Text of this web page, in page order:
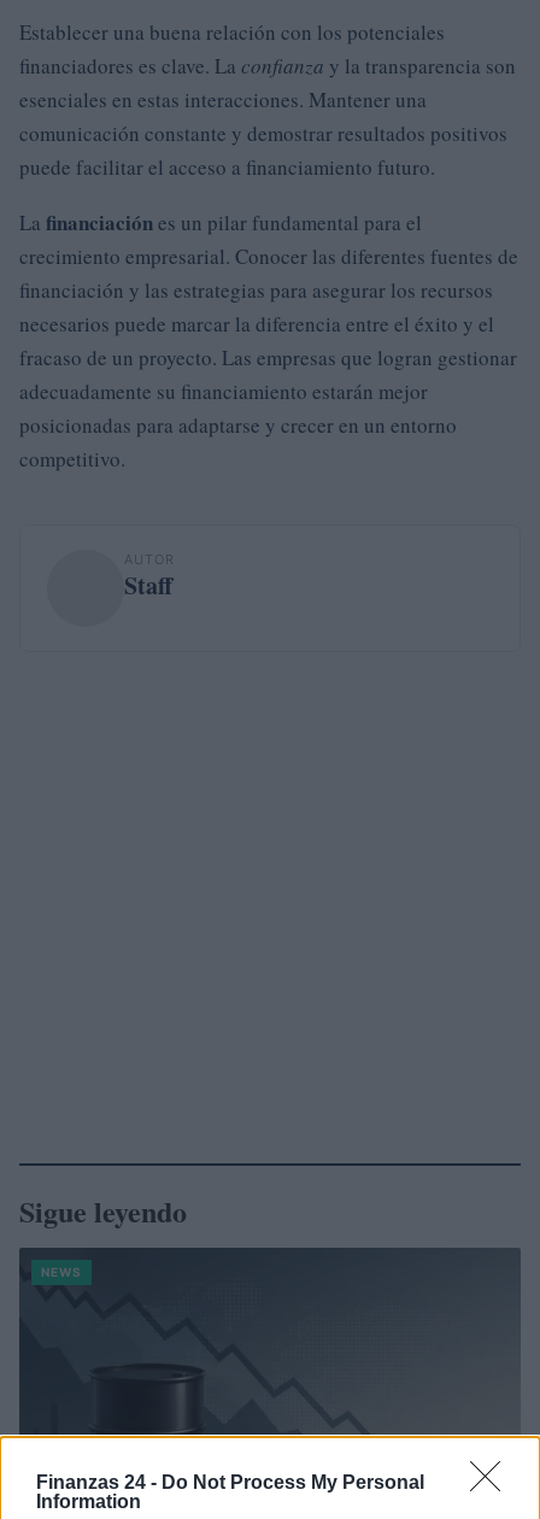
Finanzas 24 - Do Not Process My Personal
Information
Establecer una buena relación con los potenciales
financiadores es clave. La confianza y la transparencia son
esenciales en estas interacciones. Mantener una
comunicación constante y demostrar resultados positivos
puede facilitar el acceso a financiamiento futuro.
La financiaciónes un pilar fundamental para el
crecimiento empresarial. Conocer las diferentes fuentes de
financiación y las estrategias para asegurar los recursos
necesarios puede marcar la diferencia entre el éxito y el
fracaso de un proyecto. Las empresas que logran gestionar
adecuadamente su financiamiento estarán mejor
posicionadas para adaptarse y crecer en un entorno
competitivo.
AUTOR
Staff
Sigue leyendo
NEWS